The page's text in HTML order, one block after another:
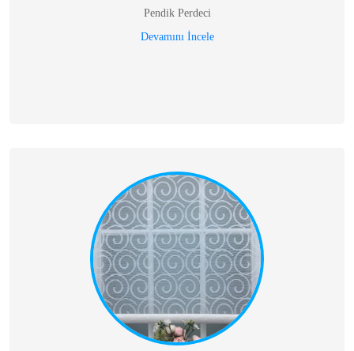
Pendik Perdeci
Devamını İncele